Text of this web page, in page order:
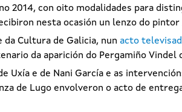
2014, con oito modalidades para
nesta ocasión un lenzo do pintor
Cultura de Galicia, nun acto
da aparición do Pergamiño Vindel
Uxía e de Nani García e as
de Lugo envolveron o acto de